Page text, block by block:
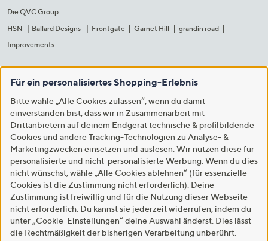
Die QVC Group
HSN
Ballard Designs Frontgate Garnet Hill
grandin road
Improvements
Für ein personalisiertes Shopping-Erlebnis
Bitte wähle „Alle Cookies zulassen“, wenn du damit
einverstanden bist, dass wir in Zusammenarbeit mit
Drittanbietern auf deinem Endgerät technische & profilbildende
Cookies und andere Tracking-Technologien zu Analyse- &
Marketingzwecken einsetzen und auslesen. Wir nutzen diese für
personalisierte und nicht-personalisierte Werbung. Wenn du dies
nicht wünschst, wähle „Alle Cookies ablehnen“ (für essenzielle
Cookies ist die Zustimmung nicht erforderlich). Deine
Zustimmung ist freiwillig und für die Nutzung dieser Webseite
nicht erforderlich. Du kannst sie jederzeit widerrufen, indem du
unter „Cookie-Einstellungen“ deine Auswahl änderst. Dies lässt
die Rechtmäßigkeit der bisherigen Verarbeitung unberührt.